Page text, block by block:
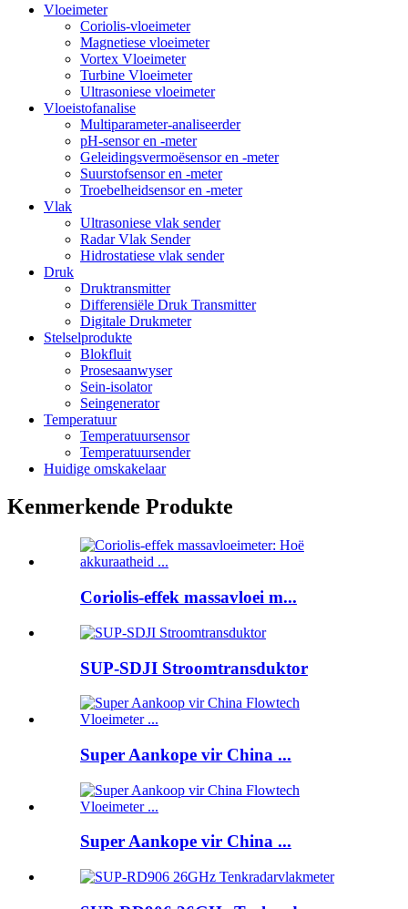
Vloeimeter
Coriolis-vloeimeter
Magnetiese vloeimeter
Vortex Vloeimeter
Turbine Vloeimeter
Ultrasoniese vloeimeter
Vloeistofanalise
Multiparameter-analiseerder
pH-sensor en -meter
Geleidingsvermoësensor en -meter
Suurstofsensor en -meter
Troebelheidsensor en -meter
Vlak
Ultrasoniese vlak sender
Radar Vlak Sender
Hidrostatiese vlak sender
Druk
Druktransmitter
Differensiële Druk Transmitter
Digitale Drukmeter
Stelselprodukte
Blokfluit
Prosesaanwyser
Sein-isolator
Seingenerator
Temperatuur
Temperatuursensor
Temperatuursender
Huidige omskakelaar
Kenmerkende Produkte
Coriolis-effek massavloei m...
SUP-SDJI Stroomtransduktor
Super Aankope vir China ...
Super Aankope vir China ...